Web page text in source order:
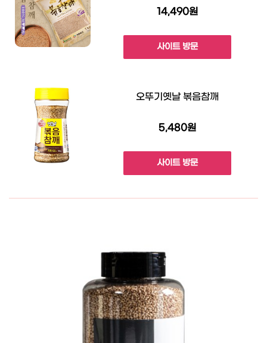
14,490원
사이트 방문
오뚜기옛날 볶음참깨
5,480원
사이트 방문